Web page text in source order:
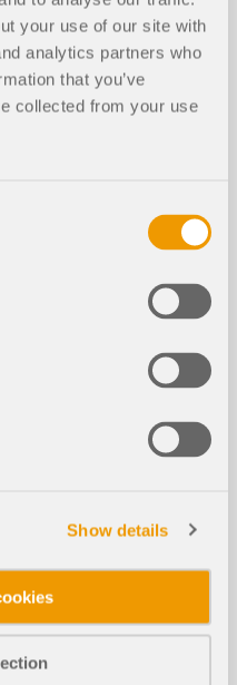
your use of our site with
analytics partners who
that you’ve
collected from your use
Show details
计 | 欧洲规范 2”